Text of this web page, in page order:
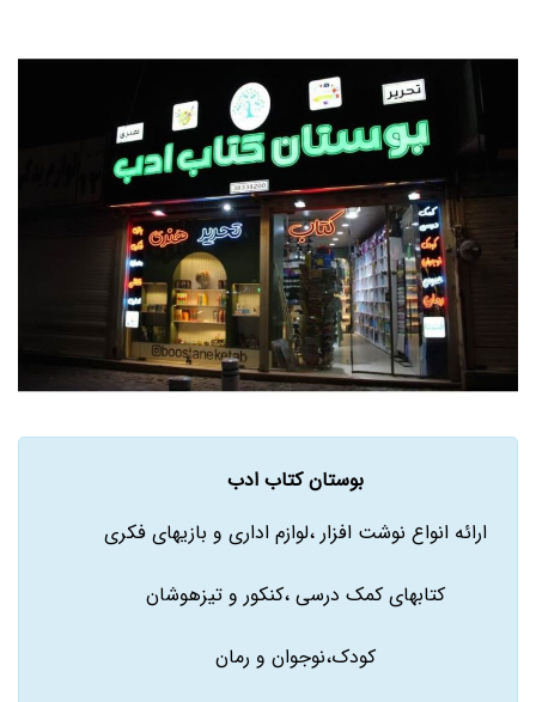
بوستان کتاب ادب
ارائه انواع نوشت افزار ،لوازم اداری و بازیهای فکری
کتابهای کمک درسی ،کنکور و تیزهوشان
کودک،نوجوان و رمان